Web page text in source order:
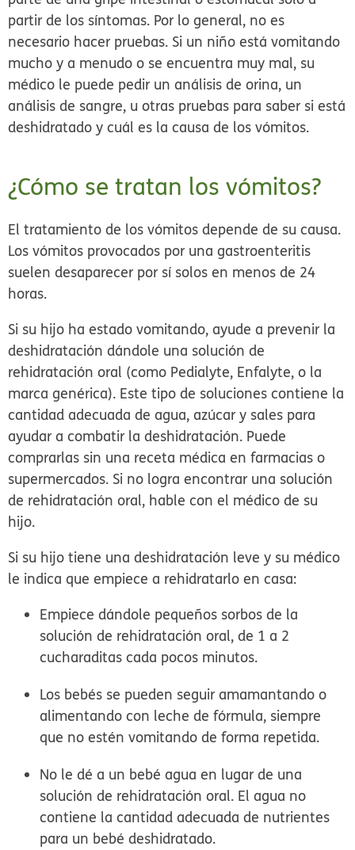
partir de los síntomas. Por lo general, no es
necesario hacer pruebas. Si un niño está vomitando
mucho y a menudo o se encuentra muy mal, su
médico le puede pedir un análisis de orina, un
análisis de sangre, u otras pruebas para saber si está
deshidratado y cuál es la causa de los vómitos.
¿Cómo se tratan los vómitos?
El tratamiento de los vómitos depende de su causa.
Los vómitos provocados por una gastroenteritis
suelen desaparecer por sí solos en menos de 24
horas.
Si su hijo ha estado vomitando, ayude a prevenir la
deshidratación dándole una solución de
rehidratación oral (como Pedialyte, Enfalyte, o la
marca genérica). Este tipo de soluciones contiene la
cantidad adecuada de agua, azúcar y sales para
ayudar a combatir la deshidratación. Puede
comprarlas sin una receta médica en farmacias o
supermercados. Si no logra encontrar una solución
de rehidratación oral, hable con el médico de su
hijo.
Si su hijo tiene una deshidratación leve y su médico
le indica que empiece a rehidratarlo en casa:
Empiece dándole pequeños sorbos de la
solución de rehidratación oral, de 1 a 2
cucharaditas cada pocos minutos.
Los bebés se pueden seguir amamantando o
alimentando con leche de fórmula, siempre
que no estén vomitando de forma repetida.
No le dé a un bebé agua en lugar de una
solución de rehidratación oral. El agua no
contiene la cantidad adecuada de nutrientes
para un bebé deshidratado.